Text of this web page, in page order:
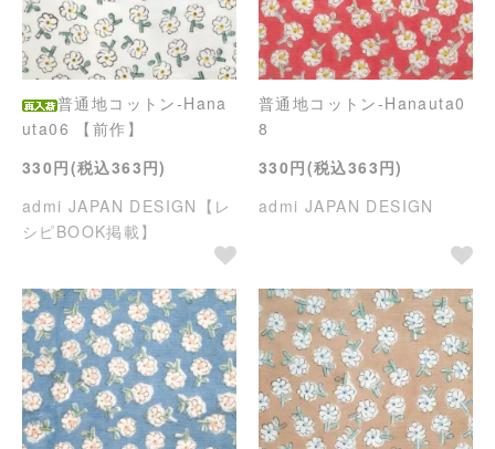
普通地コットン-Hana
uta06 【前作】
330円(税込363円)
admi JAPAN DESIGN【レ
シピBOOK掲載】
普通地コットン-Hanauta0
8
330円(税込363円)
admi JAPAN DESIGN